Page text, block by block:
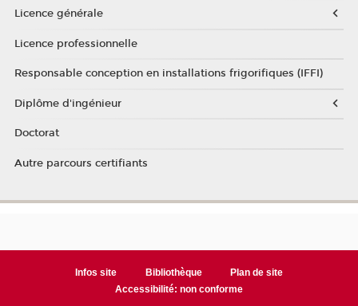
Licence générale
Licence professionnelle
Responsable conception en installations frigorifiques (IFFI)
Diplôme d'ingénieur
Doctorat
Autre parcours certifiants
Infos site Bibliothèque
Plan de site
Accessibilité: non conforme